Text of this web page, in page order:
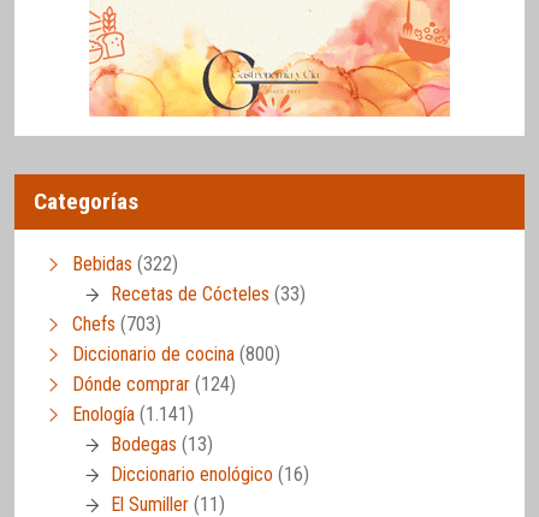
Categorías
Bebidas (322)
Recetas de Cócteles (33)
Chefs (703)
Diccionario de cocina (800)
Dónde comprar (124)
Enología (1.141)
Bodegas (13)
Diccionario enológico (16)
El Sumiller (11)